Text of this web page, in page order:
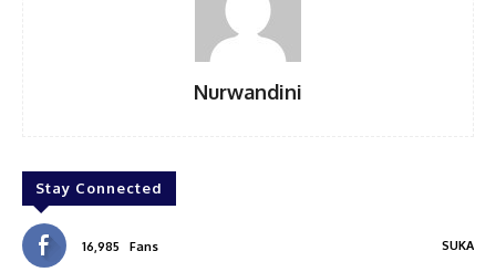
Nurwandini
Stay Connected
16,985 Fans SUKA